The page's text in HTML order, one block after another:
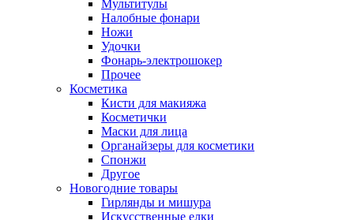
Мультитулы
Налобные фонари
Ножи
Удочки
Фонарь-электрошокер
Прочее
Косметика
Кисти для макияжа
Косметички
Маски для лица
Органайзеры для косметики
Спонжи
Другое
Новогодние товары
Гирлянды и мишура
Искусственные елки